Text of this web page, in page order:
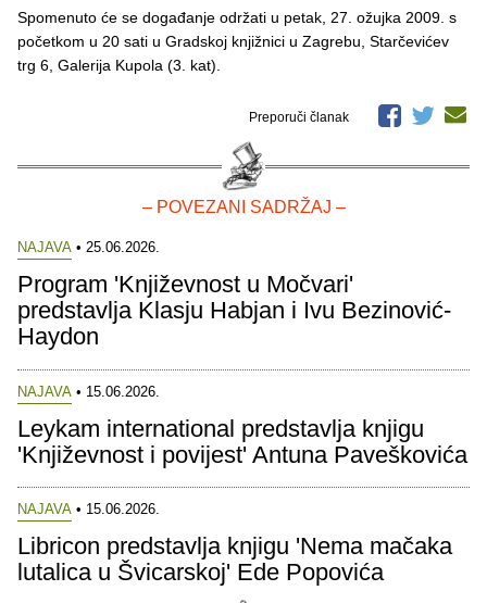
Spomenuto će se događanje održati u petak, 27. ožujka 2009. s
početkom u 20 sati u Gradskoj knjižnici u Zagrebu, Starčevićev
trg 6, Galerija Kupola (3. kat).
Preporuči članak
– POVEZANI SADRŽAJ –
NAJAVA • 25.06.2026.
Program 'Književnost u Močvari'
predstavlja Klasju Habjan i Ivu Bezinović-
Haydon
NAJAVA • 15.06.2026.
Leykam international predstavlja knjigu
'Književnost i povijest' Antuna Paveškovića
NAJAVA • 15.06.2026.
Libricon predstavlja knjigu 'Nema mačaka
lutalica u Švicarskoj' Ede Popovića